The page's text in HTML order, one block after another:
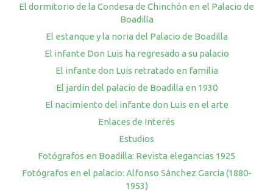
El dormitorio de la Condesa de Chinchón en el Palacio de
Boadilla
El estanque y la noria del Palacio de Boadilla
El infante Don Luis ha regresado a su palacio
El infante don Luis retratado en familia
El jardín del palacio de Boadilla en 1930
El nacimiento del infante don Luis en el arte
Enlaces de Interés
Estudios
Fotógrafos en Boadilla: Revista elegancias 1925
Fotógrafos en el palacio: Alfonso Sánchez García (1880-
1953)